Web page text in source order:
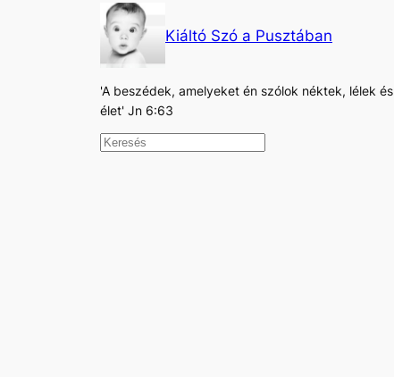
Kiáltó Szó a Pusztában
'A beszédek, amelyeket én szólok néktek, lélek és
élet' Jn 6:63
K